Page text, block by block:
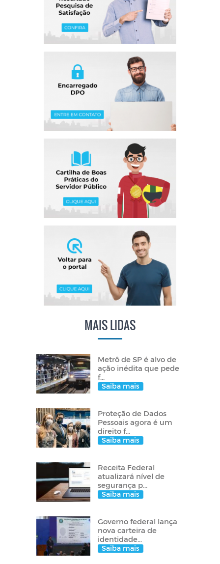
MAIS LIDAS
Metrô de SP é alvo de
ação inédita que pede
f...
Saiba mais
Proteção de Dados
Pessoais agora é um
direito f...
Saiba mais
Receita Federal
atualizará nível de
segurança p...
Saiba mais
Governo federal lança
nova carteira de
identidade...
Saiba mais